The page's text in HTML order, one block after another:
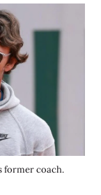
former coach.